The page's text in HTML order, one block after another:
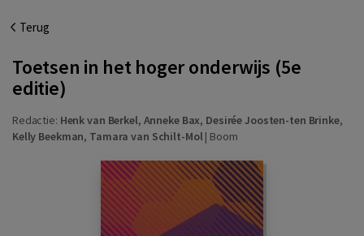
Terug
Toetsen in het hoger onderwijs (5e
editie)
Redactie: Henk van Berkel, Anneke Bax, Desirée Joosten-ten Brinke,
Kelly Beekman, Tamara van Schilt-Mol| Boom